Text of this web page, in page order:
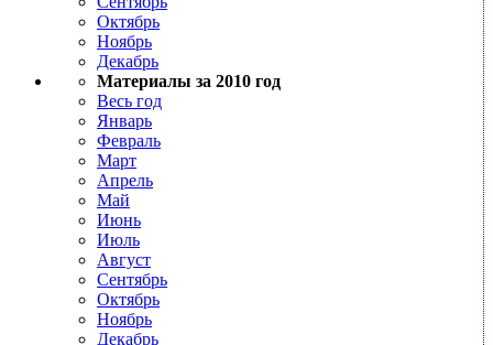
Октябрь
Ноябрь
Декабрь
Материалы за 2010 год
Весь год
Январь
Февраль
Март
Апрель
Май
Июнь
Июль
Август
Сентябрь
Октябрь
Ноябрь
Декабрь